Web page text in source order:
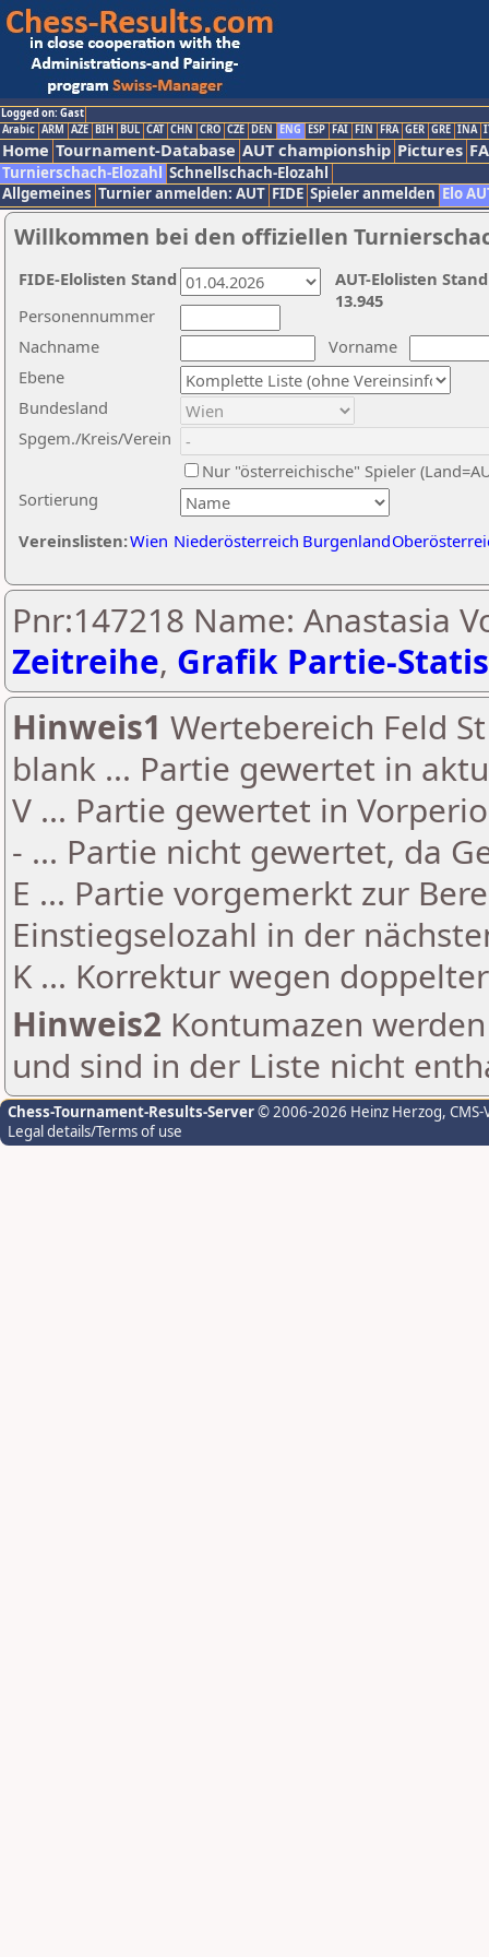
Logged on: Gast
Arabic ARM AZE BIH BUL CAT CHN CRO CZE DEN ENG ESP FAI FIN FRA GER GRE INA
Home Tournament-Database AUT championship Pictures
Turnierschach-Elozahl Schnellschach-Elozahl
Allgemeines Turnier anmelden: AUT FIDE Spieler anmelden Elo
Willkommen bei den offiziellen
Nachname
Vorname
Ebene
Sortierung
Personennummer
Bundesland
Spgem./Kreis/Verein
Nur "österreichische" Spieler
Vereinslisten:Wien Niederösterreich Burgenland
AUT-Elolisten
13.945
FIDE-Elolisten Stand
Pnr:147218 Name: Anastasia
Zeitreihe, Grafik Partie-
Hinweis1 Wertebereich Feld
blank ... Partie gewertet in
V ... Partie gewertet in
- ... Partie nicht gewertet, da
E ... Partie vorgemerkt zur
Einstiegselozahl in der
K ... Korrektur wegen
Hinweis2 Kontumazen
und sind in der Liste nicht
Chess-Tournament-Results-Server© 2006-2026 Heinz Herzog,
Legal details/Terms of use